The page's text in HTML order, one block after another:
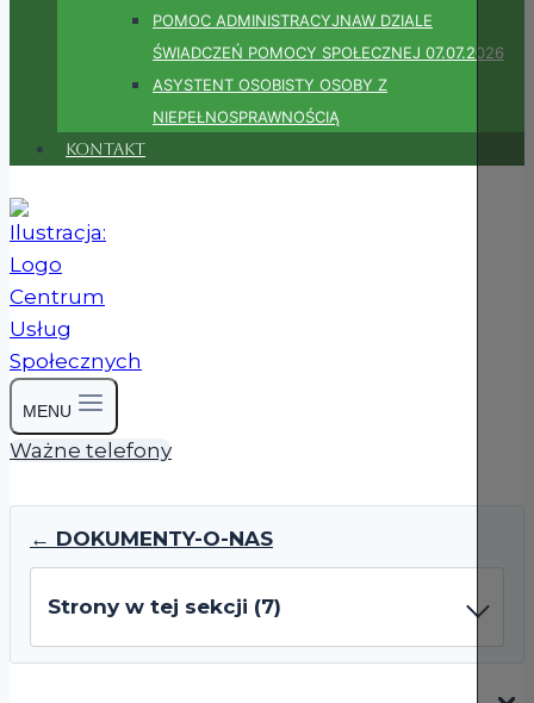
POMOC ADMINISTRACYJNAW DZIALE
ŚWIADCZEŃ POMOCY SPOŁECZNEJ 07.07.2026
ASYSTENT OSOBISTY OSOBY Z
NIEPEŁNOSPRAWNOŚCIĄ
Kontakt
MENU
Ważne telefony
← DOKUMENTY-O-NAS
Strony w tej sekcji (7)